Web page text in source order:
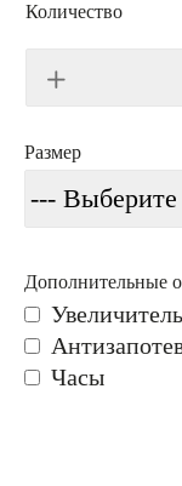
Размер
Дополнительные
Часы
Количество